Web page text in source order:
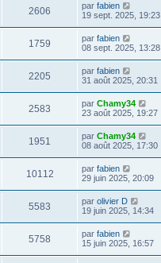
2606 par fabien
19 sept. 2025, 19:23
1759 par fabien
08 sept. 2025, 13:28
2205 par fabien
31 août 2025, 20:31
2583 par Chamy34
23 août 2025, 19:27
1951 par Chamy34
08 août 2025, 17:30
10112 par fabien
29 juin 2025, 20:09
5583 par olivier D
19 juin 2025, 14:34
5758 par fabien
15 juin 2025, 16:57